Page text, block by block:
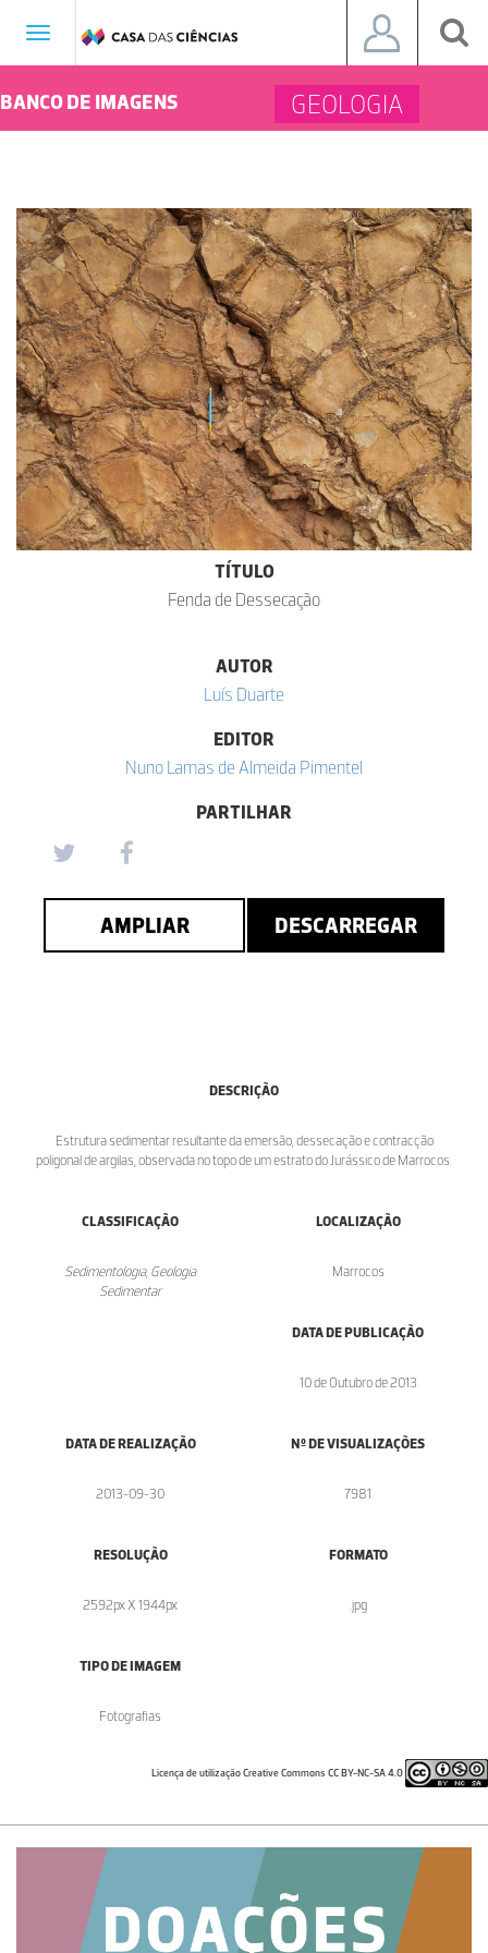
Toggle
BANCO DE IMAGENS GEOLOGIA
TÍTULO
Fenda de Dessecação
AUTOR
Luís Duarte
EDITOR
Nuno Lamas de Almeida Pimentel
PARTILHAR
AMPLIAR DESCARREGAR
DESCRIÇÃO
Estrutura sedimentar resultante da emersão, dessecação e contracção
poligonal de argilas, observada no topo de um estrato do Jurássico de Marrocos.
CLASSIFICAÇÃO
Sedimentologia, Geologia
Sedimentar
LOCALIZAÇÃO
Marrocos
DATA DE PUBLICAÇÃO
10 de Outubro de 2013
DATA DE REALIZAÇÃO
2013-09-30
Nº DE VISUALIZAÇÕES
7981
RESOLUÇÃO
2592px X 1944px
FORMATO
.jpg
TIPO DE IMAGEM
Fotografias
Licença de utilização Creative Commons CC BY-NC-SA 4.0